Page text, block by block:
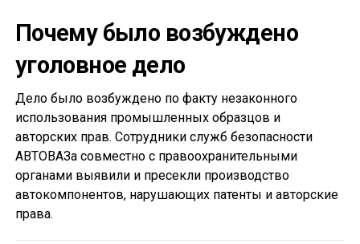
Почему было возбуждено
уголовное дело
Дело было возбуждено по факту незаконного
использования промышленных образцов и
авторских прав. Сотрудники служб безопасности
АВТОВАЗа совместно с правоохранительными
органами выявили и пресекли производство
автокомпонентов, нарушающих патенты и авторские
права.